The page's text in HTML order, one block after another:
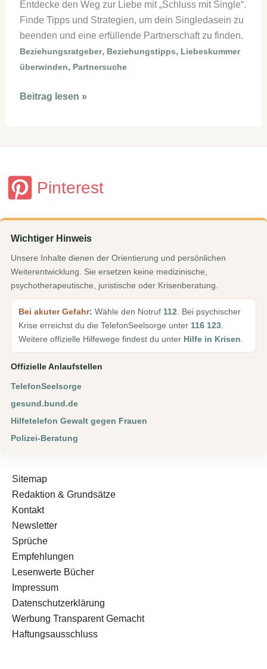
Entdecke den Weg zur Liebe mit „Schluss mit Single“.
Finde Tipps und Strategien, um dein Singledasein zu
beenden und eine erfüllende Partnerschaft zu finden.
Beziehungsratgeber, Beziehungstipps, Liebeskummer
überwinden, Partnersuche
Schluss
Liebe
und
Beitrag lesen »
Pinterest
Wichtiger Hinweis
Unsere Inhalte dienen der Orientierung und persönlichen
Weiterentwicklung. Sie ersetzen keine medizinische,
psychotherapeutische, juristische oder Krisenberatung.
Bei akuter Gefahr: Wähle den Notruf 112 . Bei psychischer
Krise erreichst du die TelefonSeelsorge unter 116 123
Weitere offizielle Hilfewege findest du unter Hilfe in Krisen
Offizielle Anlaufstellen
TelefonSeelsorge
gesund.bund.de
Hilfetelefon Gewalt gegen Frauen
Polizei-Beratung
Sitemap
Redaktion & Grundsätze
Kontakt
Newsletter
Sprüche
Empfehlungen
Lesenwerte Bücher
Impressum
Datenschutzerklärung
Werbung Transparent Gemacht
Haftungsausschluss